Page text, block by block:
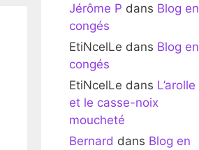
Jérôme P dans Blog en
congés
EtiNcelLe dans Blog en
congés
EtiNcelLe dans L’arolle
et le casse-noix
moucheté
Bernard dans Blog en